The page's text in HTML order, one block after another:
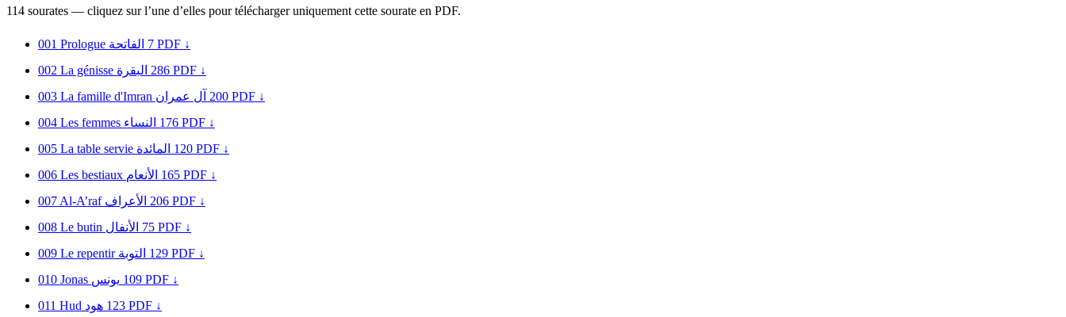
114 sourates — cliquez sur l’une d’elles pour télécharger uniquement cette sourate en PDF.
001 Prologue الفاتحة 7 PDF ↓
002 La génisse البقرة 286 PDF ↓
003 La famille d'Imran آل عمران 200 PDF ↓
004 Les femmes النساء 176 PDF ↓
005 La table servie المائدة 120 PDF ↓
006 Les bestiaux الأنعام 165 PDF ↓
007 Al-A’raf الأعراف 206 PDF ↓
008 Le butin الأنفال 75 PDF ↓
009 Le repentir التوبة 129 PDF ↓
010 Jonas يونس 109 PDF ↓
011 Hud هود 123 PDF ↓